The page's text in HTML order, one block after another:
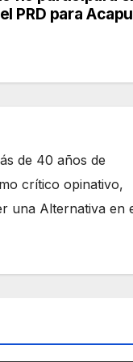
PRD para
de 40 años de
crítico opinativo,
una Alternativa en